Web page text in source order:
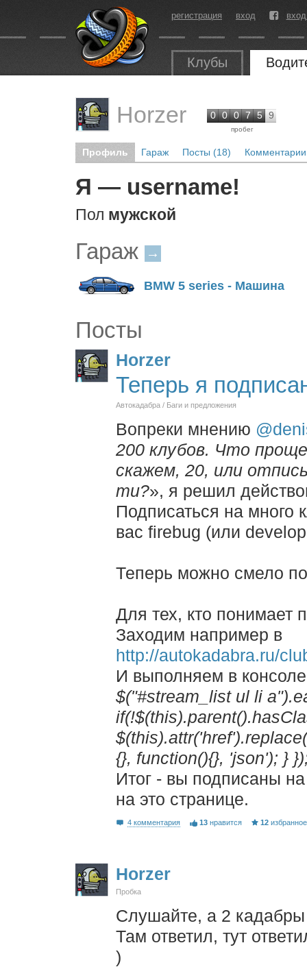
регистрация вход
Клубы
Horzer 0 0 0 7 5 9
пробег
Профиль Гараж Посты (18)
Я — username!
Пол мужской
Гараж →
BMW 5 series - Машина
Посты
Horzer
Теперь я
Автокадабра / Баги и предложения
Вопреки мнению
200 клубов. Что
скажем, 20, или
ти?», я решил
Подписаться на много
вас firebug (или
Теперь можно смело
Для тех, кто понимает
Заходим например в
http://autokadabra.ru/
И выполняем в
$("#stream_list ul li
{}, function(){}, 'json'); }
Итог - вы подписаны
на это странице.
4 комментария 13 нравится 12 избранное
Horzer
Пробка
Слушайте, а 2
Там ответил, тут
)